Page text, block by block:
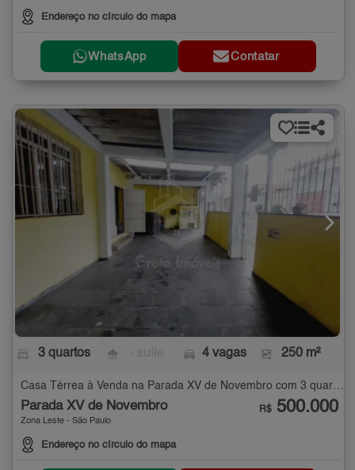
Endereço no círculo do mapa
WhatsApp Contatar
3 quartos 4 vagas 250 m²
Casa Térrea à Venda na Parada XV de Novembro com 3 quartos - 250 m²
Parada XV de Novembro
Zona Leste - São Paulo
Endereço no círculo do mapa
R$ 500.000